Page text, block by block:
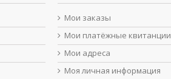
Мои заказы
Мои платёжные квитанции
Мои адреса
Моя личная информация